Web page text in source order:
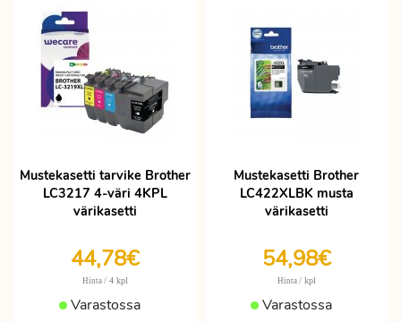
Mustekasetti tarvike Brother
LC3217 4-väri 4KPL
värikasetti
44,78€
Hinta / 4 kpl
Varastossa
Mustekasetti Brother
LC422XLBK musta
värikasetti
54,98€
Hinta / kpl
Varastossa